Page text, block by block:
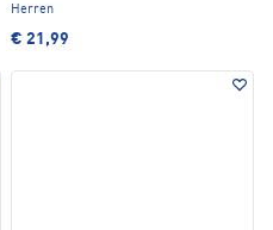
Herren
€ 21,99